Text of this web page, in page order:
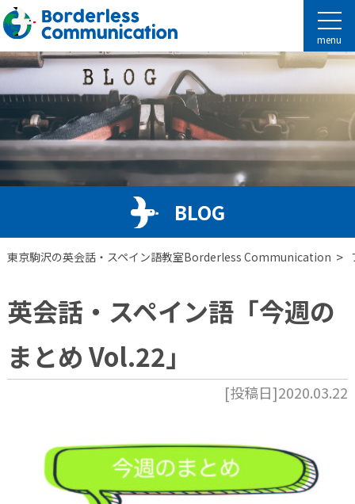
menu
BLOG
東京駒沢の英会話・スペイン語教室Borderless Communication >
英会話・スペイン語「今週の
まとめ Vol.22」
[投稿日]2020.03.22